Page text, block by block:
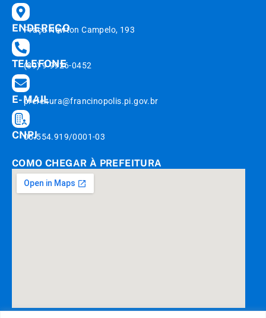
ENDEREÇO
Praça Newton Campelo, 193
TELEFONE
(89) 9 9926-0452
E-MAIL
prefeitura@francinopolis.pi.gov.br
CNPJ06.554.919/0001-03
COMO CHEGAR À PREFEITURA